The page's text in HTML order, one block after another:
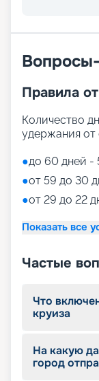
На выбор
бассейнами,
для детей)
Aquapark
водными
эффектами
мини-
7
детский
Правила
Количество
удержания от
●до 60 дней
●от 59 до 30
●от 29 до 22
Показать все
Частые
Что
круиза
На какую
город